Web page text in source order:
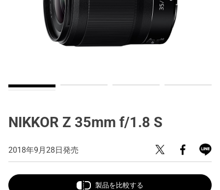
NIKKOR Z 35mm f/1.8 S
2018年9月28日発売
製品を比較する